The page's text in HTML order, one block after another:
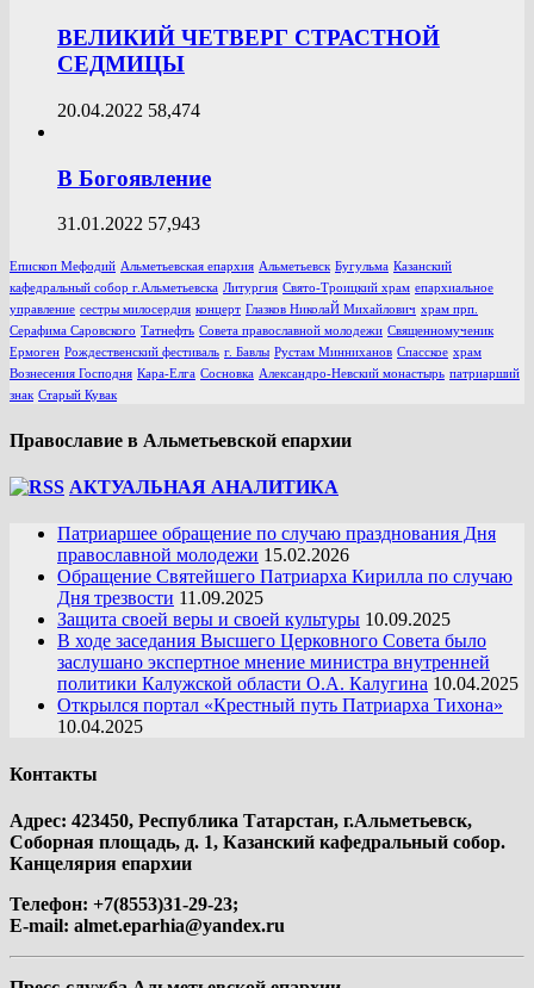
ВЕЛИКИЙ ЧЕТВЕРГ СТРАСТНОЙ
СЕДМИЦЫ
20.04.2022 58,474
В Богоявление
31.01.2022 57,943
Епископ Мефодий Альметьевская епархия Альметьевск Бугульма Казанский
кафедральный собор г.Альметьевска Литургия Свято-Троицкий храм епархиальное
управление сестры милосердия концерт Глазков НиколаЙ Михайлович храм прп.
Серафима Саровского Татнефть Совета православной молодежи Священномученик
Ермоген Рождественский фестиваль г. Бавлы Рустам Минниханов Спасское храм
Вознесения Господня Кара-Елга Сосновка Александро-Невский монастырь патриарший
знак Старый Кувак
Православие в Альметьевской епархии
АКТУАЛЬНАЯ АНАЛИТИКА
Патриаршее обращение по случаю празднования Дня
православной молодежи 15.02.2026
Обращение Святейшего Патриарха Кирилла по случаю
Дня трезвости 11.09.2025
Защита своей веры и своей культуры 10.09.2025
В ходе заседания Высшего Церковного Совета было
заслушано экспертное мнение министра внутренней
политики Калужской области О.А. Калугина 10.04.2025
Открылся портал «Крестный путь Патриарха Тихона»
10.04.2025
Контакты
Адрес: 423450, Республика Татарстан, г.Альметьевск,
Соборная площадь, д. 1, Казанский кафедральный собор.
Канцелярия епархии
Телефон: +7(8553)31-29-23;
E-mail: almet.eparhia@yandex.ru